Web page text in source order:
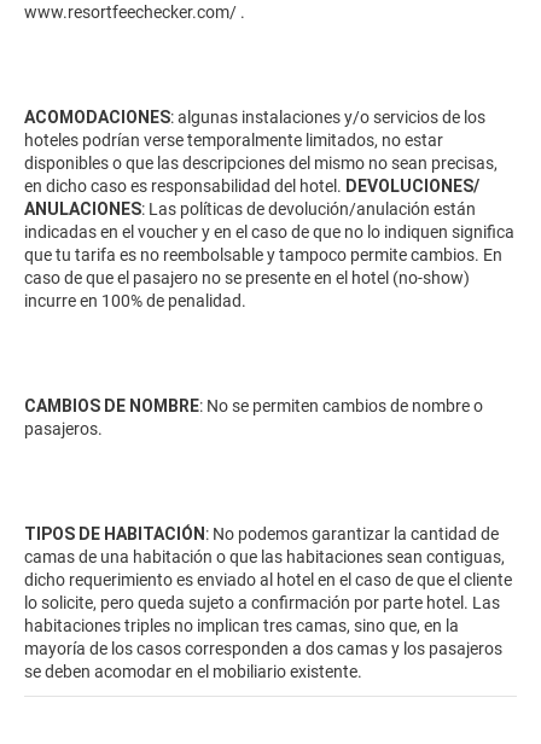
www.resortfeechecker.com/ .
ACOMODACIONES: algunas instalaciones y/o servicios de los
hoteles podrían verse temporalmente limitados, no estar
disponibles o que las descripciones del mismo no sean precisas,
en dicho caso es responsabilidad del hotel. DEVOLUCIONES/
ANULACIONES: Las políticas de devolución/anulación están
indicadas en el voucher y en el caso de que no lo indiquen significa
que tu tarifa es no reembolsable y tampoco permite cambios. En
caso de que el pasajero no se presente en el hotel (no-show)
incurre en 100% de penalidad.
CAMBIOS DE NOMBRE: No se permiten cambios de nombre o
pasajeros.
TIPOS DE HABITACIÓN : No podemos garantizar la cantidad de
camas de una habitación o que las habitaciones sean contiguas,
dicho requerimiento es enviado al hotel en el caso de que el cliente
lo solicite, pero queda sujeto a confirmación por parte hotel. Las
habitaciones triples no implican tres camas, sino que, en la
mayoría de los casos corresponden a dos camas y los pasajeros
se deben acomodar en el mobiliario existente.